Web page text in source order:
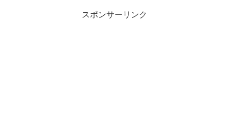
スポンサーリンク